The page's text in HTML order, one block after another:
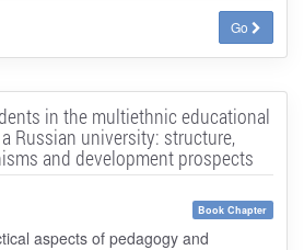
Go
in the multiethnic educational
Russian university: structure,
and development prospects
Book Chapter
aspects of pedagogy and